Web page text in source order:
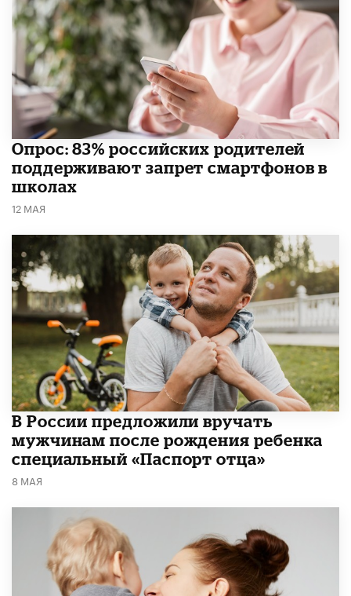
Опрос: 83% российских родителей
поддерживают запрет смартфонов в
школах
12 МАЯ
В России предложили вручать
мужчинам после рождения ребенка
специальный «Паспорт отца»
8 МАЯ